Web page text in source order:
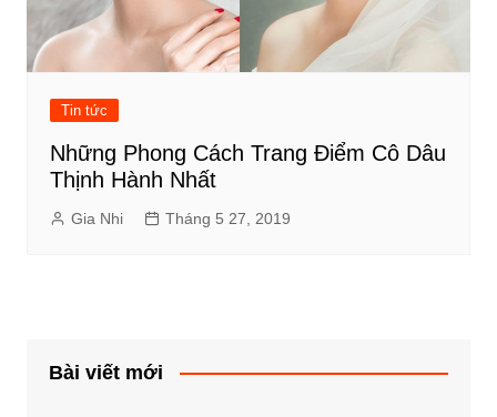
Tin tức
Những Phong Cách Trang Điểm Cô Dâu
Thịnh Hành Nhất
Gia Nhi Tháng 5 27, 2019
Bài viết mới